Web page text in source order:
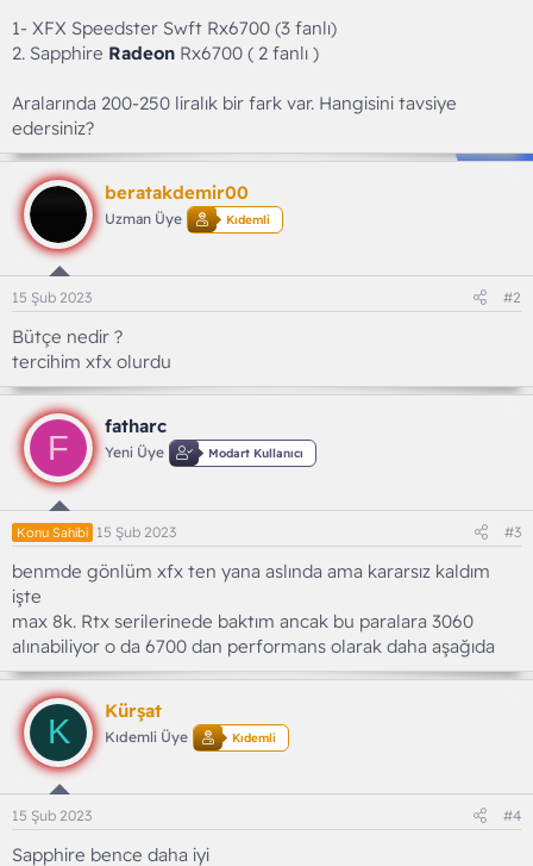
1- XFX Speedster Swft Rx6700 (3 fanlı)
2. Sapphire Radeon Rx6700 ( 2 fanlı )
Aralarında 200-250 liralık bir fark var. Hangisini tavsiye
edersiniz?
beratakdemir00
Uzman Üye Kıdemli
15 Şub 2023 #2
Bütçe nedir ?
tercihim xfx olurdu
F
fatharc
Yeni Üye Modart Kullanıcı
Konu Sahibi 15 Şub 2023 #3
benmde gönlüm xfx ten yana aslında ama kararsız kaldım
işte
max 8k. Rtx serilerinede baktım ancak bu paralara 3060
alınabiliyor o da 6700 dan performans olarak daha aşağıda
K
Kürşat
Kıdemli Üye Kıdemli
15 Şub 2023 #4
Sapphire bence daha iyi